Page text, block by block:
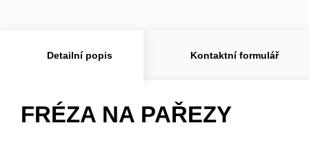
Detailní popis Kontaktní formulář
FRÉZA NA PAŘEZY